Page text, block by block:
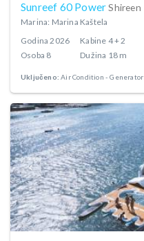
Sunreef 60 PowerShireen
Marina: Marina Kaštela
Godina 2026 Kabine 4 + 2
Osoba 8 Dužina 18 m
Uključeno: Air Condition Generator